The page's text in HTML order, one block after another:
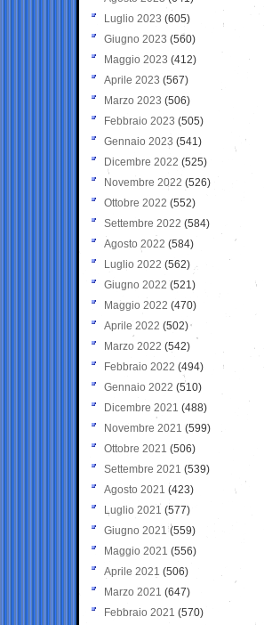
Luglio 2023 (605)
Giugno 2023 (560)
Maggio 2023 (412)
Aprile 2023 (567)
Marzo 2023 (506)
Febbraio 2023 (505)
Gennaio 2023 (541)
Dicembre 2022 (525)
Novembre 2022 (526)
Ottobre 2022 (552)
Settembre 2022 (584)
Agosto 2022 (584)
Luglio 2022 (562)
Giugno 2022 (521)
Maggio 2022 (470)
Aprile 2022 (502)
Marzo 2022 (542)
Febbraio 2022 (494)
Gennaio 2022 (510)
Dicembre 2021 (488)
Novembre 2021 (599)
Ottobre 2021 (506)
Settembre 2021 (539)
Agosto 2021 (423)
Luglio 2021 (577)
Giugno 2021(559)
Maggio 2021 (556)
Aprile 2021 (506)
Marzo 2021 (647)
Febbraio 2021 (570)